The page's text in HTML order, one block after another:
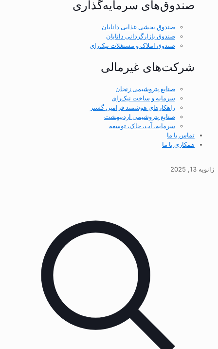
صندوق‌های سرمایه‌گذاری
صندوق بخشی غذایی دانایان
صندوق بازارگردانی دانایان
صندوق املاک و مستغلات نیک‌رای
شرکت‌های غیر‌مالی
صنایع پتروشیمی زنجان
سرمایه و ساخت نیک‌رای
راهکارهای هوشمند فرامین گستر
صنایع پتروشیمی اردیبهشت
سرمایه، آب، خاک، توسعه
تماس با ما
همکاری با ما
ژانویه 13, 2025